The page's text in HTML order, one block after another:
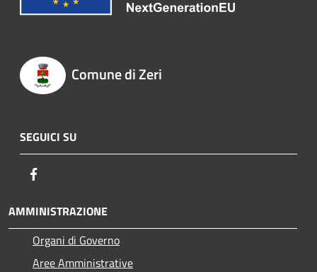
Comune di Zeri
SEGUICI SU
AMMINISTRAZIONE
Organi di Governo
Aree Amministrative